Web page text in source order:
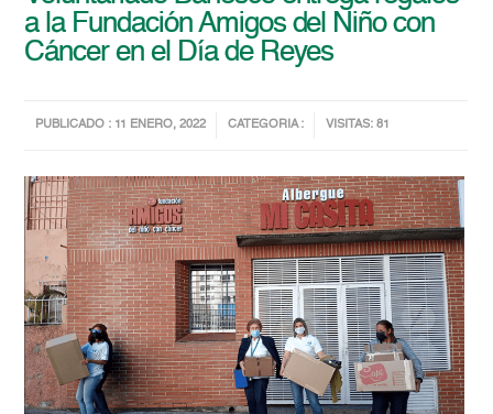
a la Fundación Amigos del Niño con
Cáncer en el Día de Reyes
PUBLICADO : 11 ENERO, 2022 CATEGORIA : VISITAS: 81